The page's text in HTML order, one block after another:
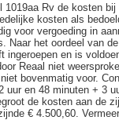
Rv de kosten
kosten als
voor vergoeding in
Naar het oordeel van
ingeroepen en is
Reaal niet
bovenmatig voor.
uur en 48 minuten + 3
de kosten aan de
€ 4.500,60.